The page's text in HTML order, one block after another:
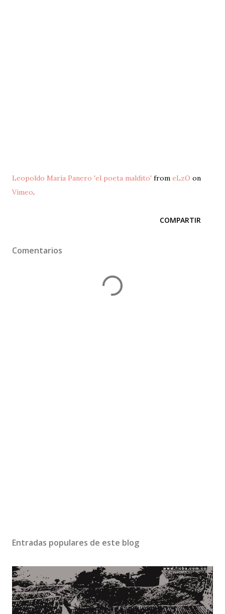
Leopoldo María Panero 'el poeta maldito' from eLzO on
Vimeo.
COMPARTIR
Comentarios
Entradas populares de este blog